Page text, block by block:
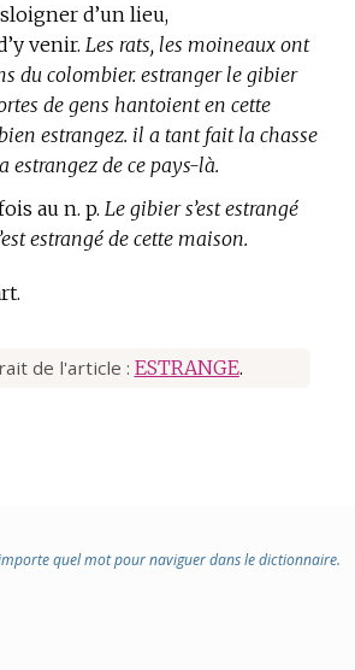
d’un lieu,
venir. Les rats, les moineaux ont
du colombier. estranger le gibier
de gens hantoient en cette
estrangez. il a tant fait la chasse
estrangez de ce pays-là.
au n. p. Le gibier s’est estrangé
estrangé de cette maison.
de l'article : ESTRANGE.
quel mot pour naviguer dans le dictionnaire.